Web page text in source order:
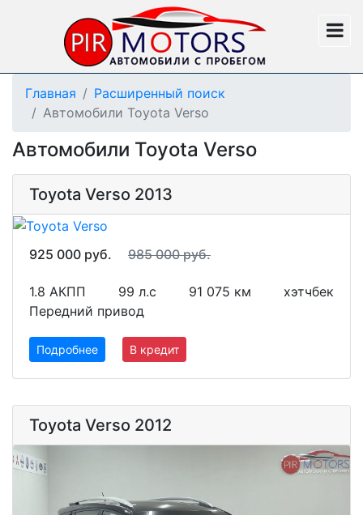
Главная
Расширенный поиск
Автомобили Toyota Verso
Автомобили Toyota Verso
Toyota Verso 2013
925 000 руб. 985 000 руб.
1.8 АКПП 99 л.с 91 075 км
хэтчбек
Передний привод
Подробнее В кредит
Toyota Verso 2012